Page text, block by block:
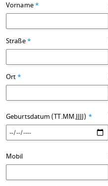
Vorname *
Straße *
Ort *
Geburtsdatum (TT.MM.JJJJ) *
Mobil